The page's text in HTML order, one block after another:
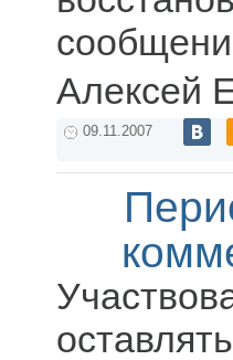
Алексей
09.11.2007